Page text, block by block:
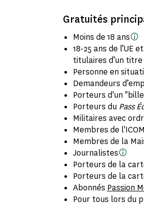
Gratuités
Moins de 18 ans
18-25 ans de l’UE
titulaires d’un titre
Personne en
Demandeurs
Porteurs d'un
Porteurs du Pass
Militaires avec
Membres de
Membres de la
Journalistes
Porteurs de la
Porteurs de la
Abonnés Passion
Pour tous lors du